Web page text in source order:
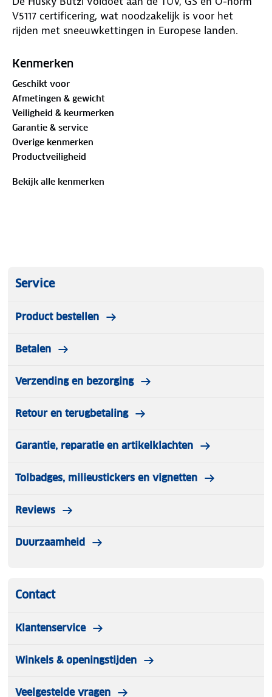
V5117 certificering, wat noodzakelijk is voor het
rijden met sneeuwkettingen in Europese landen.
maten van 14 tot en met 20 inch. Aan de voorzijde
handmatige spanner.
Kenmerken
Geschikt voor
Afmetingen & gewicht
Veiligheid & keurmerken
Garantie & service
Overige kenmerken
Productveiligheid
Bekijk alle kenmerken
Service
Product bestellen
Betalen
Verzending en bezorging
Retour en terugbetaling
Garantie, reparatie en artikelklachten
Tolbadges, milieustickers en vignetten
Reviews
Duurzaamheid
Contact
Klantenservice
Winkels & openingstijden
Veelgestelde vragen